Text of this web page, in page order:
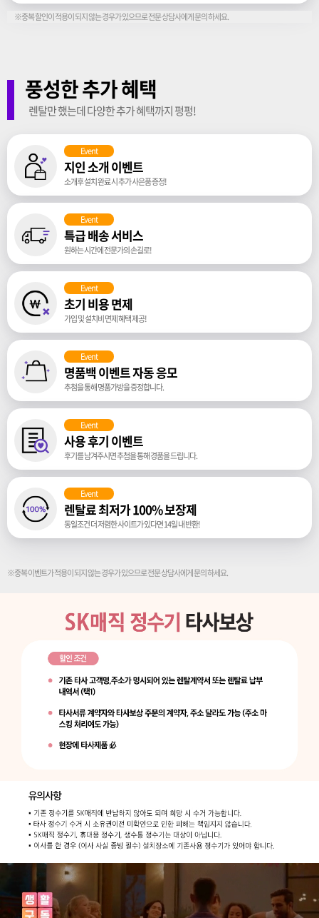
※중복 할인이 적용이 되지 않는 경우가 있으므로 전문 상담사에게 문의 하세요.
풍성한 추가 혜택
렌탈만 했는데 다양한 추가 혜택까지 펑펑!
Event
지인 소개 이벤트
소개후 설치 완료 시 추가 사은품 증정!
Event
특급 배송 서비스
원하는 시간에 전문가의 손길로!
Event
초기 비용 면제
가입 및 설치비 면제 혜택 제공!
Event
명품백 이벤트 자동 응모
추첨을 통해 명품가방을 증정합니다.
Event
사용 후기 이벤트
후기를 남겨주시면 추첨을 통해 경품을 드립니다.
Event
렌탈료 최저가 100% 보장제
동일조건 더 저렴한 사이트가 있다면 14일 내 반환!
※중복 이벤트가 적용이 되지 않는 경우가 있으므로 전문 상담사에게 문의 하세요.